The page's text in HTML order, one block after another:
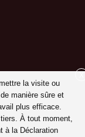
la visite ou
manière sûre et
plus efficace.
À tout moment,
à la Déclaration